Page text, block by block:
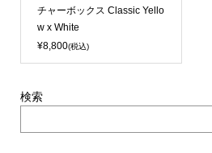
チャーボックス Classic Yello
w x White
¥8,800(税込)
検索